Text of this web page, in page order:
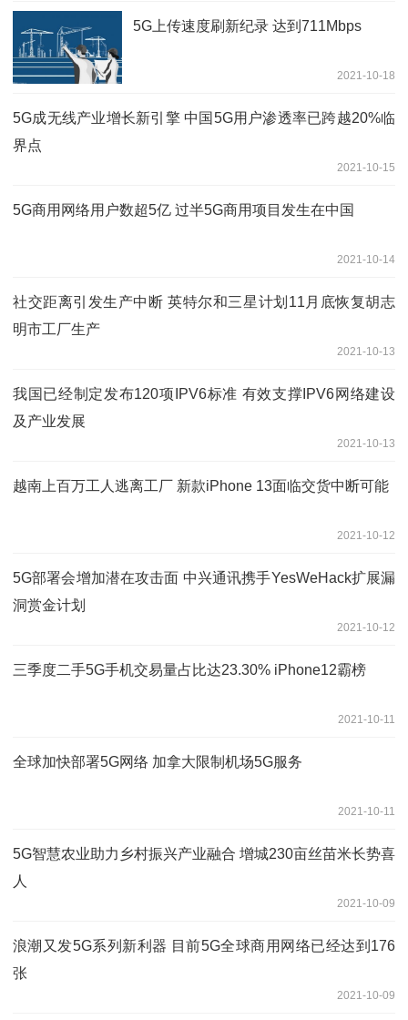
5G上传速度刷新纪录 达到711Mbps
2021-10-18
5G成无线产业增长新引擎 中国5G用户渗透率已跨越20%临
界点
2021-10-15
5G商用网络用户数超5亿 过半5G商用项目发生在中国
2021-10-14
社交距离引发生产中断 英特尔和三星计划11月底恢复胡志
明市工厂生产
2021-10-13
我国已经制定发布120项IPV6标准 有效支撑IPV6网络建设
及产业发展
2021-10-13
越南上百万工人逃离工厂 新款iPhone 13面临交货中断可能
2021-10-12
5G部署会增加潜在攻击面 中兴通讯携手YesWeHack扩展漏
洞赏金计划
2021-10-12
三季度二手5G手机交易量占比达23.30% iPhone12霸榜
2021-10-11
全球加快部署5G网络 加拿大限制机场5G服务
2021-10-11
5G智慧农业助力乡村振兴产业融合 增城230亩丝苗米长势喜
人
2021-10-09
浪潮又发5G系列新利器 目前5G全球商用网络已经达到176
张
2021-10-09